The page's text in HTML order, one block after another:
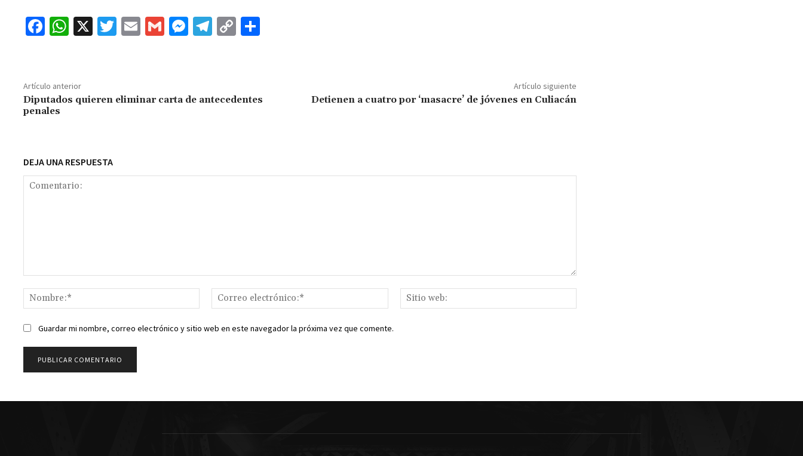
Fa
o
o
k
W
sA
p
X
T
E
G
M
ge
Te
m
C
Li ar
Artículo anterior
Diputados quieren eliminar carta de antecedentes
penales
Artículo siguiente
Detienen a cuatro por ‘masacre’ de jóvenes en Culiacán
DEJA UNA RESPUESTA
Nombre:*
Correo
electrónico:*
web:
Guardar mi nombre, correo electrónico y sitio web en este navegador la próxima vez que comente.